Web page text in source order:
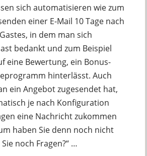
sich automatisieren wie zum
einer E-Mail 10 Tage nach
in dem man sich
bedankt und zum Beispiel
eine Bewertung, ein Bonus-
hinterlässt. Auch
ein Angebot zugesendet hat,
je nach Konfiguration
eine Nachricht zukommen
haben Sie denn noch nicht
noch Fragen?“ …